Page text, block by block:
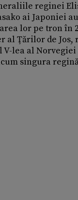
reginei
ai Japoniei
lor pe tron în
al Ţărilor de Jos,
lea al
singura